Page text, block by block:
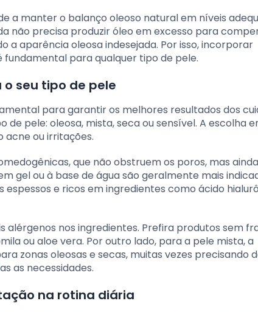
a manter o balanço oleoso natural em níveis
não precisa produzir óleo em excesso para
aparência oleosa indesejada. Por isso, incorporar
para qualquer tipo de pele.
seu tipo de pele
para garantir os melhores resultados dos
de pele: oleosa, mista, seca ou sensível. A escolha
ou irritações.
que não obstruem os poros, mas
gel ou à base de água são geralmente mais
e ricos em ingredientes como ácido
alérgenos nos ingredientes. Prefira produtos sem
ou aloe vera. Por outro lado, para a pele mista, a
zonas oleosas e secas, muitas vezes precisando
as necessidades.
na rotina diária